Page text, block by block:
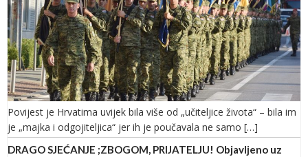
Povijest je Hrvatima uvijek bila više od „učiteljice života“ – bila im
je „majka i odgojiteljica“ jer ih je poučavala ne samo […]
DRAGO SJEĆANJE ;ZBOGOM, PRIJATELJU! Objavljeno uz